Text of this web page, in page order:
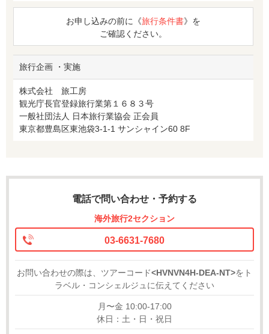
お申し込みの前に《旅行条件書》を
ご確認ください。
旅行企画 ・実施
株式会社 旅工房
観光庁長官登録旅行業第１６８３号
一般社団法人 日本旅行業協会 正会員
東京都豊島区東池袋3-1-1 サンシャイン60 8F
電話で問い合わせ・予約する
海外旅行2セクション
03-6631-7680
お問い合わせの際は、ツアーコード<HVNVN4H-DEA-NT>をト
ラベル・コンシェルジュに伝えてください
月〜金 10:00-17:00
休日：土・日・祝日